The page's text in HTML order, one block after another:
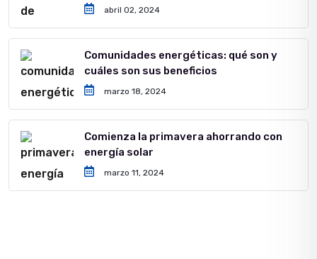
abril 02, 2024
Comunidades energéticas: qué son y
cuáles son sus beneficios
marzo 18, 2024
Comienza la primavera ahorrando con
energía solar
marzo 11, 2024